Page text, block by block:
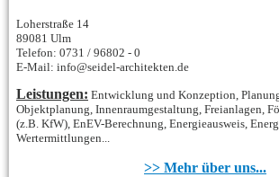
Loherstraße 14
89081 Ulm
Telefon: 0731 / 96802 - 0
E-Mail: info@seidel-architekten.de
Leistungen: Entwicklung und Konzeption,
Objektplanung, Innenraumgestaltung, Freianlagen,
(z.B. KfW), EnEV-Berechnung, Energieausweis,
Wertermittlungen...
>> Mehr über uns...